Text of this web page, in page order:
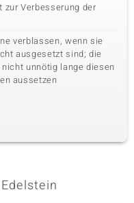
zur Verbesserung der
verblassen, wenn sie
ausgesetzt sind; die
unnötig lange diesen
aussetzen